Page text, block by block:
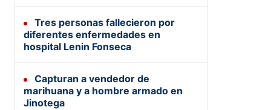
Tres personas fallecieron por
diferentes enfermedades en
hospital Lenin Fonseca
Capturan a vendedor de
marihuana y a hombre armado en
Jinotega